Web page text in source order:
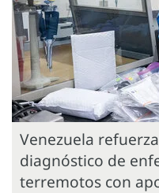
Venezuela
diagnóstico de
terremotos con